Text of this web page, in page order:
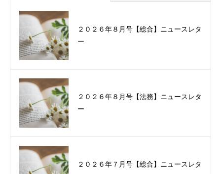
２０２６年８月号【総合】ニュースレタ
ー
２０２６年８月号【法務】ニュースレタ
ー
２０２６年７月号【総合】ニュースレタ
過去に配信したニュースレターの一覧